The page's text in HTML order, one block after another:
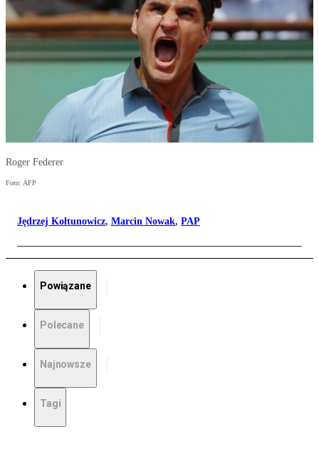
Roger Federer
Foto: AFP
Jędrzej Kołtunowicz, Marcin Nowak, PAP
Powiązane
Polecane
Najnowsze
Tagi